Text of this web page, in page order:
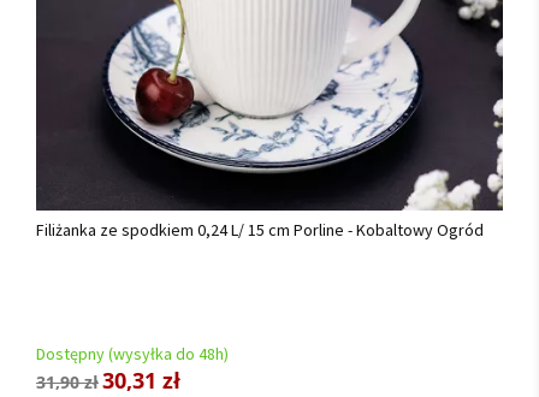
Filiżanka ze spodkiem 0,24 L/ 15 cm Porline - Kobaltowy Ogród
Dostępny (wysyłka do 48h)
31,90 zł30,31 zł